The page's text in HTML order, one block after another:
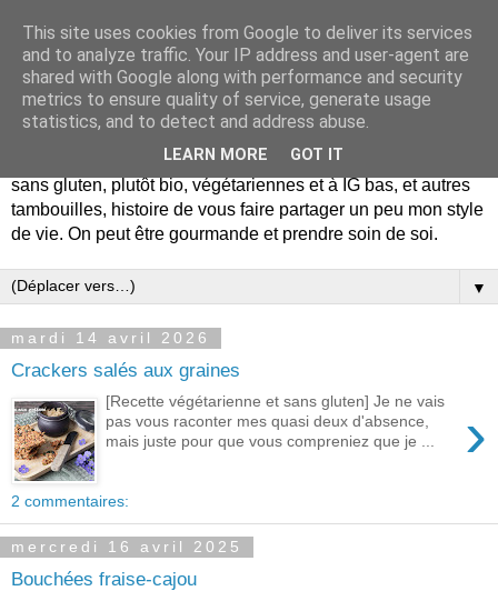
De la gourmandise mais pas seulement... Blog de recettes
sans gluten, plutôt bio, végétariennes et à IG bas, et autres
tambouilles, histoire de vous faire partager un peu mon style
de vie. On peut être gourmande et prendre soin de soi.
▼
mardi 14 avril 2026
Crackers salés aux graines
›
[Recette végétarienne et sans gluten] Je ne vais
pas vous raconter mes quasi deux d'absence,
mais juste pour que vous compreniez que je ...
2 commentaires:
mercredi 16 avril 2025
Bouchées fraise-cajou
This site uses cookies from Google to deliver its services
and to analyze traffic. Your IP address and user-agent are
shared with Google along with performance and security
metrics to ensure quality of service, generate usage
statistics, and to detect and address abuse.
LEARN MORE GOT IT